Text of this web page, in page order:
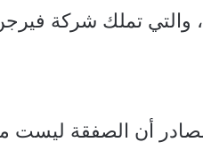
والتي تملك شركة
أن الصفقة ليست